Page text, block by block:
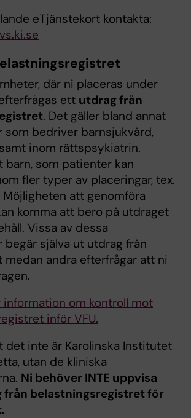
eTjänstekort kontakta:
där ni placeras under
ett utdrag från
. Det gäller bland annat
som bedriver barnsjukvård,
inom rättspsykiatrin.
barn, som patienter kan
fler typer av placeringar, tex.
att genomföra
komma att bero på utdraget
Vissa av dessa
begär själva ut utdrag från
andra efterfrågar att ni
information om kontroll mot
inför VFU.
det inte är Karolinska Institutet
utan de kliniska
Ni behöver INTE uppvisa
från belastningsregistret för